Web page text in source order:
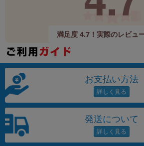
満足度 4.7！実際のレビュ
お支払い方法
発送について